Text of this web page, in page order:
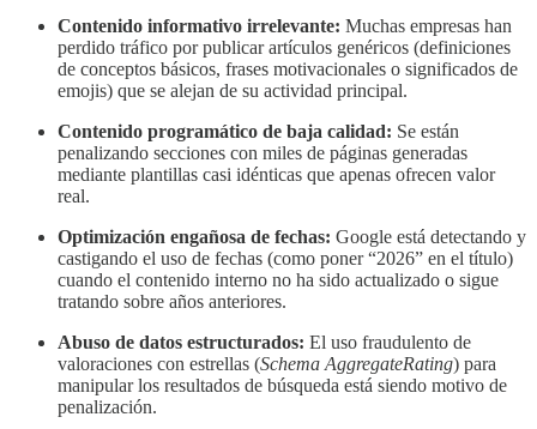
Contenido informativo irrelevante: Muchas empresas han
perdido tráfico por publicar artículos genéricos (definiciones
de conceptos básicos, frases motivacionales o significados de
emojis) que se alejan de su actividad principal.
Contenido programático de baja calidad: Se están
penalizando secciones con miles de páginas generadas
mediante plantillas casi idénticas que apenas ofrecen valor
real.
Optimización engañosa de fechas: Google está detectando y
castigando el uso de fechas (como poner “2026” en el título)
cuando el contenido interno no ha sido actualizado o sigue
tratando sobre años anteriores.
Abuso de datos estructurados: El uso fraudulento de
valoraciones con estrellas (Schema AggregateRating) para
manipular los resultados de búsqueda está siendo motivo de
penalización.